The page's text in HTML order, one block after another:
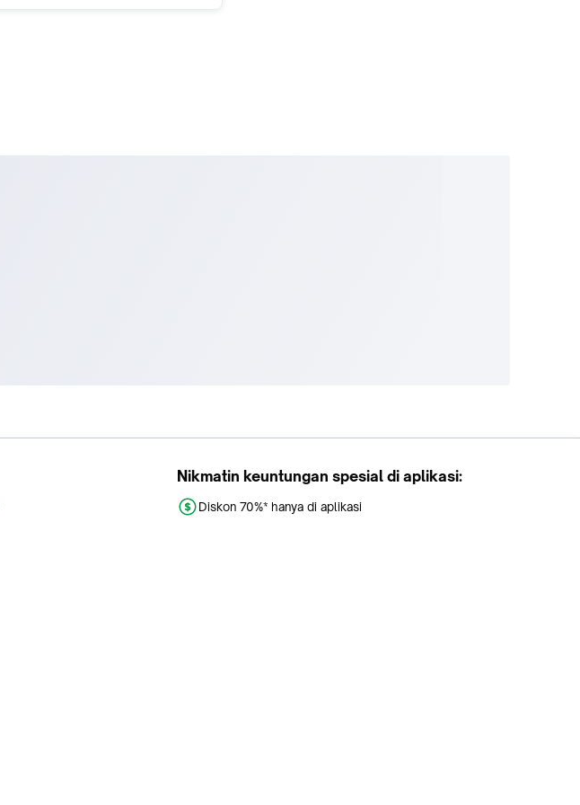
Nikmatin keuntungan spesial di aplikasi:
Diskon 70%* hanya di aplikasi